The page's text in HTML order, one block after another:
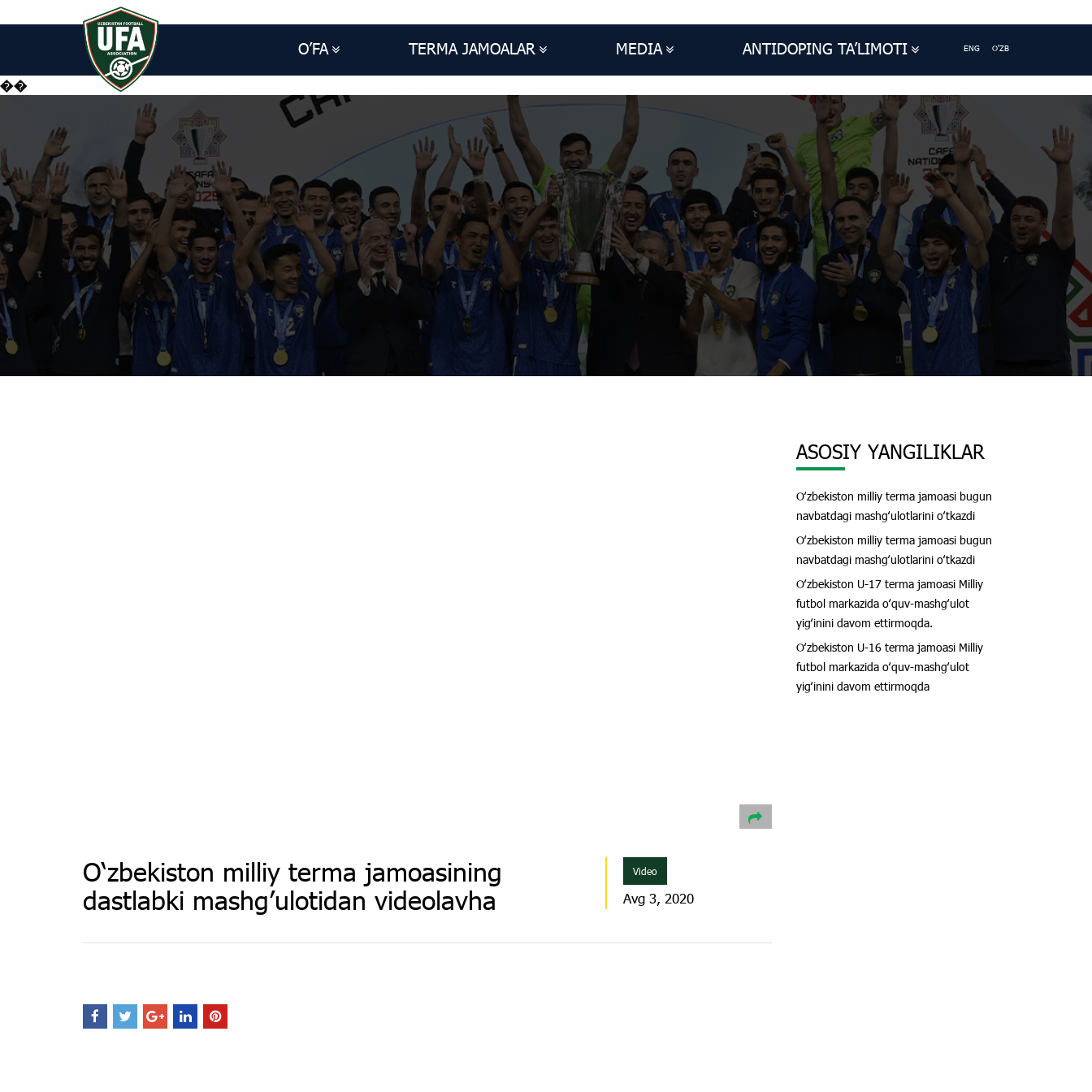
O’FA TERMA JAMOALAR MEDIA ANTIDOPING TA’LIMOTI ENG O'ZB
��
O‘zbekiston milliy terma jamoasining
dastlabki mashg’ulotidan videolavha
Video
Avg 3, 2020
ASOSIY YANGILIKLAR
Oʻzbekiston milliy terma jamoasi bugun
navbatdagi mashgʻulotlarini oʻtkazdi
Oʻzbekiston milliy terma jamoasi bugun
navbatdagi mashgʻulotlarini oʻtkazdi
Oʻzbekiston U-17 terma jamoasi Milliy
futbol markazida oʻquv-mashgʻulot
yigʻinini davom ettirmoqda.
Oʻzbekiston U-16 terma jamoasi Milliy
futbol markazida oʻquv-mashgʻulot
yigʻinini davom ettirmoqda